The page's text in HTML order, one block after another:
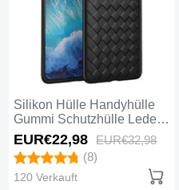
Silikon Hülle Handyhülle
Gummi Schutzhülle Leder
Tasche H03 für Huawei
Mate 20 Schwarz
EUR€22,98 EUR€32,98
(8)
120 Verkauft